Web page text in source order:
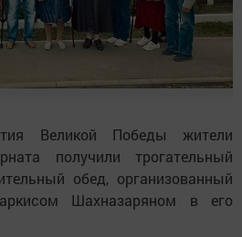
Великой Победы жители
получили трогательный
обед, организованный
Шахназаряном в его